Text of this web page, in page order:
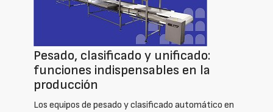
Pesado, clasificado y unificado:
funciones indispensables en la
producción
Los equipos de pesado y clasificado automático en